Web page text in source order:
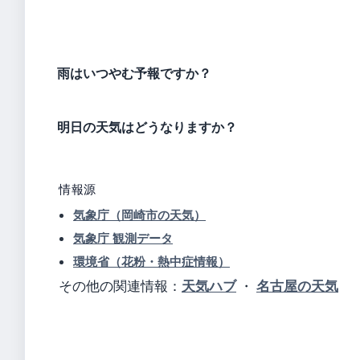
雨はいつやむ予報ですか？
明日の天気はどうなりますか？
情報源
気象庁（岡崎市の天気）
気象庁 観測データ
環境省（花粉・熱中症情報）
その他の関連情報： 天気ハブ・ 名古屋の天気